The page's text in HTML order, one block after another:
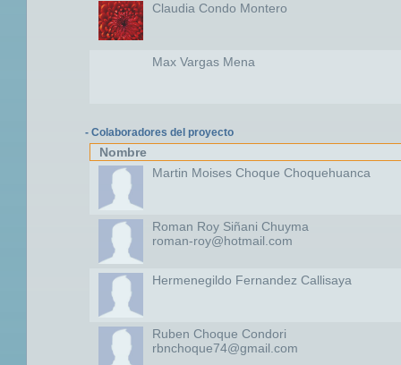
Claudia Condo Montero
Max Vargas Mena
- Colaboradores del proyecto
Nombre
Martin Moises Choque Choquehuanca
Roman Roy Siñani Chuyma
roman-roy@hotmail.com
Hermenegildo Fernandez Callisaya
Ruben Choque Condori
rbnchoque74@gmail.com